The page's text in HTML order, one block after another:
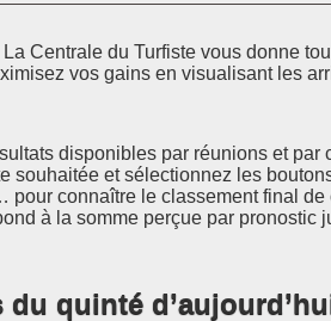
Centrale du Turfiste vous donne
vos gains en visualisant les
disponibles par réunions et par
souhaitée et sélectionnez les
connaître le classement final de
à la somme perçue par pronostic
quinté